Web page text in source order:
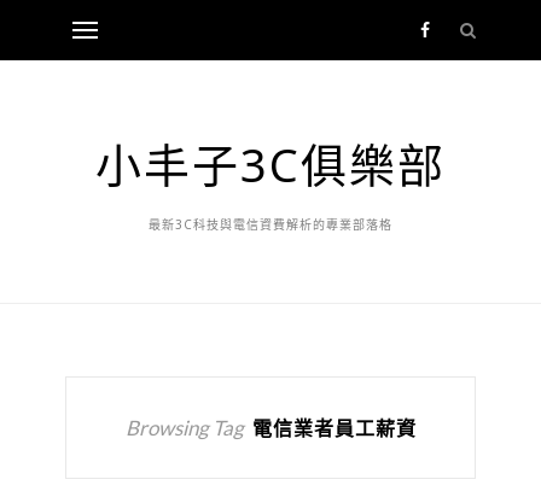
小丰子3C俱樂部
最新3C科技與電信資費解析的專業部落格
Browsing Tag 電信業者員工薪資